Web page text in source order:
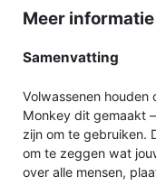
Meer informatie
Samenvatting
Volwassenen houden
Monkey dit gemaakt
zijn om te gebruiken.
om te zeggen wat
over alle mensen,